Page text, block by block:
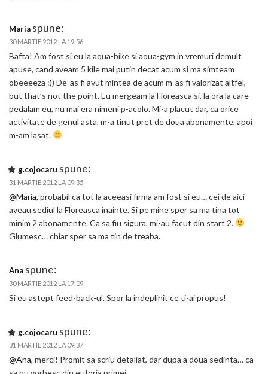
Maria spune:
30 MARTIE 2012 LA 19:56
Bafta! Am fost si eu la aqua-bike si aqua-gym in vremuri demult
apuse, cand aveam 5 kile mai putin decat acum si ma simteam
obeeeeza :)) De-as fi avut mintea de acum m-as fi valorizat altfel,
but that’s not the point. Eu mergeam la Floreasca si, la ora la care
pedalam eu, nu mai era nimeni p-acolo. Mi-a placut dar, ca orice
activitate de genul asta, m-a tinut pret de doua abonamente, apoi
m-am lasat.
g.cojocaru spune:
31 MARTIE 2012 LA 09:35
@Maria, probabil ca tot la aceeasi firma am fost si eu… cei de aici
aveau sediul la Floreasca inainte. Si pe mine sper sa ma tina tot
minim 2 abonamente. Ca sa fiu sigura, mi-au facut din start 2.
Glumesc… chiar sper sa ma tin de treaba.
Ana spune:
30 MARTIE 2012 LA 17:09
Si eu astept feed-back-ul. Spor la indeplinit ce ti-ai propus!
g.cojocaru spune:
31 MARTIE 2012 LA 09:37
@Ana, merci! Promit sa scriu detaliat, dar dupa a doua sedinta… ca